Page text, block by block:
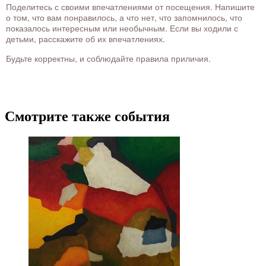
Поделитесь с своими впечатлениями от посещения. Напишите
о том, что вам понравилось, а что нет, что запомнилось, что
показалось интересным или необычным. Если вы ходили с
детьми, расскажите об их впечатлениях.
Будьте корректны, и соблюдайте правила приличия.
Смотрите также события